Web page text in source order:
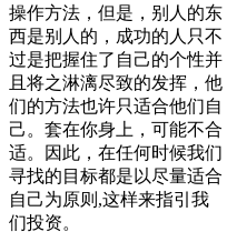
操作方法，但是，别人的东
西是别人的，成功的人只不
过是把握住了自己的个性并
且将之淋漓尽致的发挥，他
们的方法也许只适合他们自
己。套在你身上，可能不合
适。因此，在任何时候我们
寻找的目标都是以尽量适合
自己为原则,这样来指引我
们投资。